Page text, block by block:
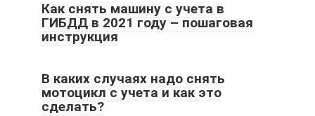
Как снять машину с учета в
ГИБДД в 2021 году – пошаговая
инструкция
В каких случаях надо снять
мотоцикл с учета и как это
сделать?